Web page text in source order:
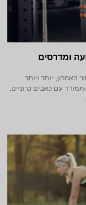
ומדרסים
האחרון, יותר ויותר
עם כאבים כרוניים,